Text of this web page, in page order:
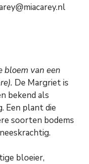
bloem van een
De Margriet is
bekend als
Een plant die
soorten bodems
bloeier,